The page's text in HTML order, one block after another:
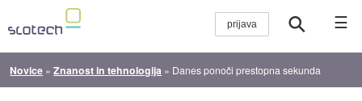
☰
Novice »Znanost in tehnologija » Danes ponoči prestopna sekunda